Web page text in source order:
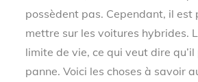
possèdent pas. Cependant, il est
mettre sur les voitures hybrides.
limite de vie, ce qui veut dire
panne. Voici les choses à savoir